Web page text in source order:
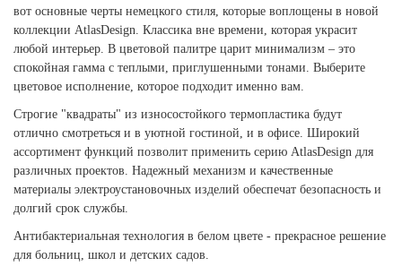
вот основные черты немецкого стиля, которые воплощены в новой
коллекции AtlasDesign. Классика вне времени, которая украсит
любой интерьер. В цветовой палитре царит минимализм – это
спокойная гамма с теплыми, приглушенными тонами. Выберите
цветовое исполнение, которое подходит именно вам.
Строгие "квадраты" из износостойкого термопластика будут
отлично смотреться и в уютной гостиной, и в офисе. Широкий
ассортимент функций позволит применить серию AtlasDesign для
различных проектов. Надежный механизм и качественные
материалы электроустановочных изделий обеспечат безопасность и
долгий срок службы.
Антибактериальная технология в белом цвете - прекрасное решение
для больниц, школ и детских садов.